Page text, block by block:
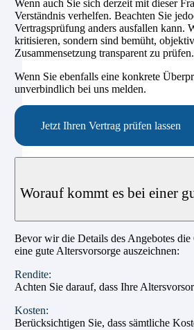
Wenn auch Sie sich derzeit mit dieser
Verständnis verhelfen. Beachten Sie
Vertragsprüfung anders ausfallen kann.
kritisieren, sondern sind bemüht,
Zusammensetzung transparent zu prüfen.
Wenn Sie ebenfalls eine konkrete
unverbindlich bei uns melden.
Jetzt Ihren Vertrag prüfen lassen
Worauf kommt es bei einer
Bevor wir die Details des Angebotes
eine gute Altersvorsorge auszeichnen:
Rendite:
Achten Sie darauf, dass Ihre
Kosten:
Berücksichtigen Sie, dass sämtliche